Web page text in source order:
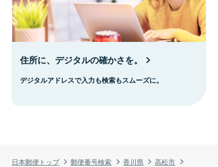
日本郵便トップ 郵便番号検索 香川県
高松市
住所に、デジタルの確かさを。
デジタルアドレスで入力も検索もスムーズに。